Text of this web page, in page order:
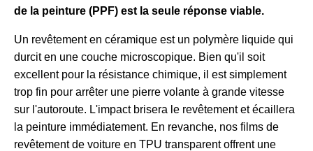
de la peinture (PPF) est la seule réponse viable.
Un revêtement en céramique est un polymère liquide qui
durcit en une couche microscopique. Bien qu'il soit
excellent pour la résistance chimique, il est simplement
trop fin pour arrêter une pierre volante à grande vitesse
sur l'autoroute. L'impact brisera le revêtement et écaillera
la peinture immédiatement. En revanche, nos films de
revêtement de voiture en TPU transparentoffrent une